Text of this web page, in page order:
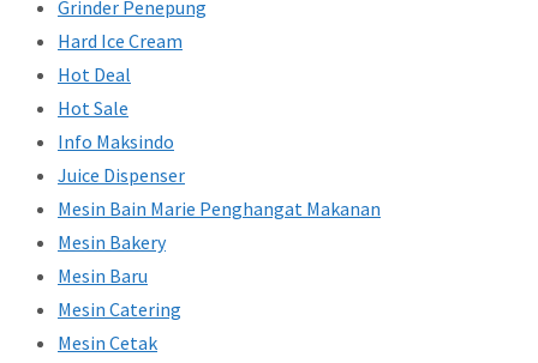
Grinder Penepung
Hard Ice Cream
Hot Deal
Hot Sale
Info Maksindo
Juice Dispenser
Mesin Bain Marie Penghangat Makanan
Mesin Bakery
Mesin Baru
Mesin Catering
Mesin Cetak